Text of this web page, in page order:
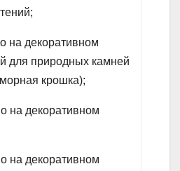
декоративном
для природных камней
крошка);
декоративном
декоративном